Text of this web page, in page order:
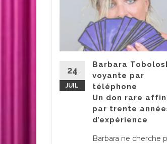
24
JUIL
Barbara
voyante par
téléphone
Un don rare
par trente
d’expérience
Barbara ne cherche